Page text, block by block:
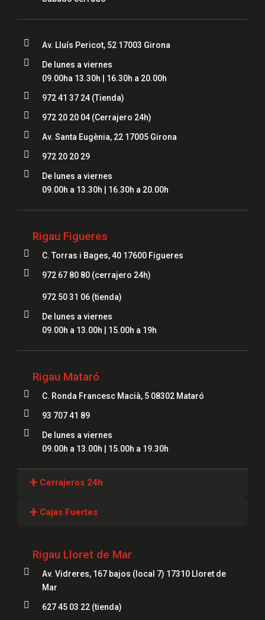
 Av. Lluís Pericot, 52 17003 Girona

De lunes a viernes
09.00ha 13.30h | 16.30h a 20.00h
 972 41 37 24 (Tienda)
 972 20 20 04(Cerrajero 24h)
 Av. Santa Eugènia, 22 17005 Girona
 972 20 20 29

De lunes a viernes
09.00h a 13.30h | 16.30h a 20.00h
Rigau Figueres
 C. Torras i Bages, 40 17600 Figueres
 972 67 80 80 (cerrajero 24h)
972 50 31 06(tienda)

De lunes a viernes
09.00h a 13.00h | 15.00h a 19h
Rigau Mataró
 C. Ronda Francesc Macià, 5 08302 Mataró
 93 707 41 89

De lunes a viernes
09.00h a 13.00h | 15.00h a 19.30h
+ Cerrajeros 24h
Cerrajeros Girona
Cerrajeros Figueres
Cerrajeros Mataró
+ Cajas Fuertes
Cajas Fuertes Blanes
Cajas Fuertes Mataró
Cajas Fuertes Figueres
Rigau Lloret de Mar

Av. Vidreres, 167 bajos (local 7) 17310 Lloret de
Mar
 627 45 03 22 (tienda)